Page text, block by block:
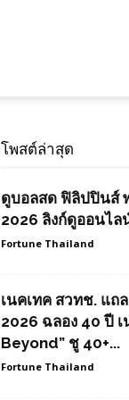
โพสต์ล่าสุด
ดูบอลสด ฟิลิปปินส์
2026 ลิงก์ดูออนไล
Fortune Thailand
เนคเทค สวทช. แถ
2026 ฉลอง 40 ปี
Beyond” ชู 40+...
Fortune Thailand